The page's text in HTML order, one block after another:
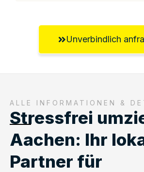
Unverbindlich
ALLE INFORMATIONEN &
Stressfrei
Aachen: Ihr
Partner für